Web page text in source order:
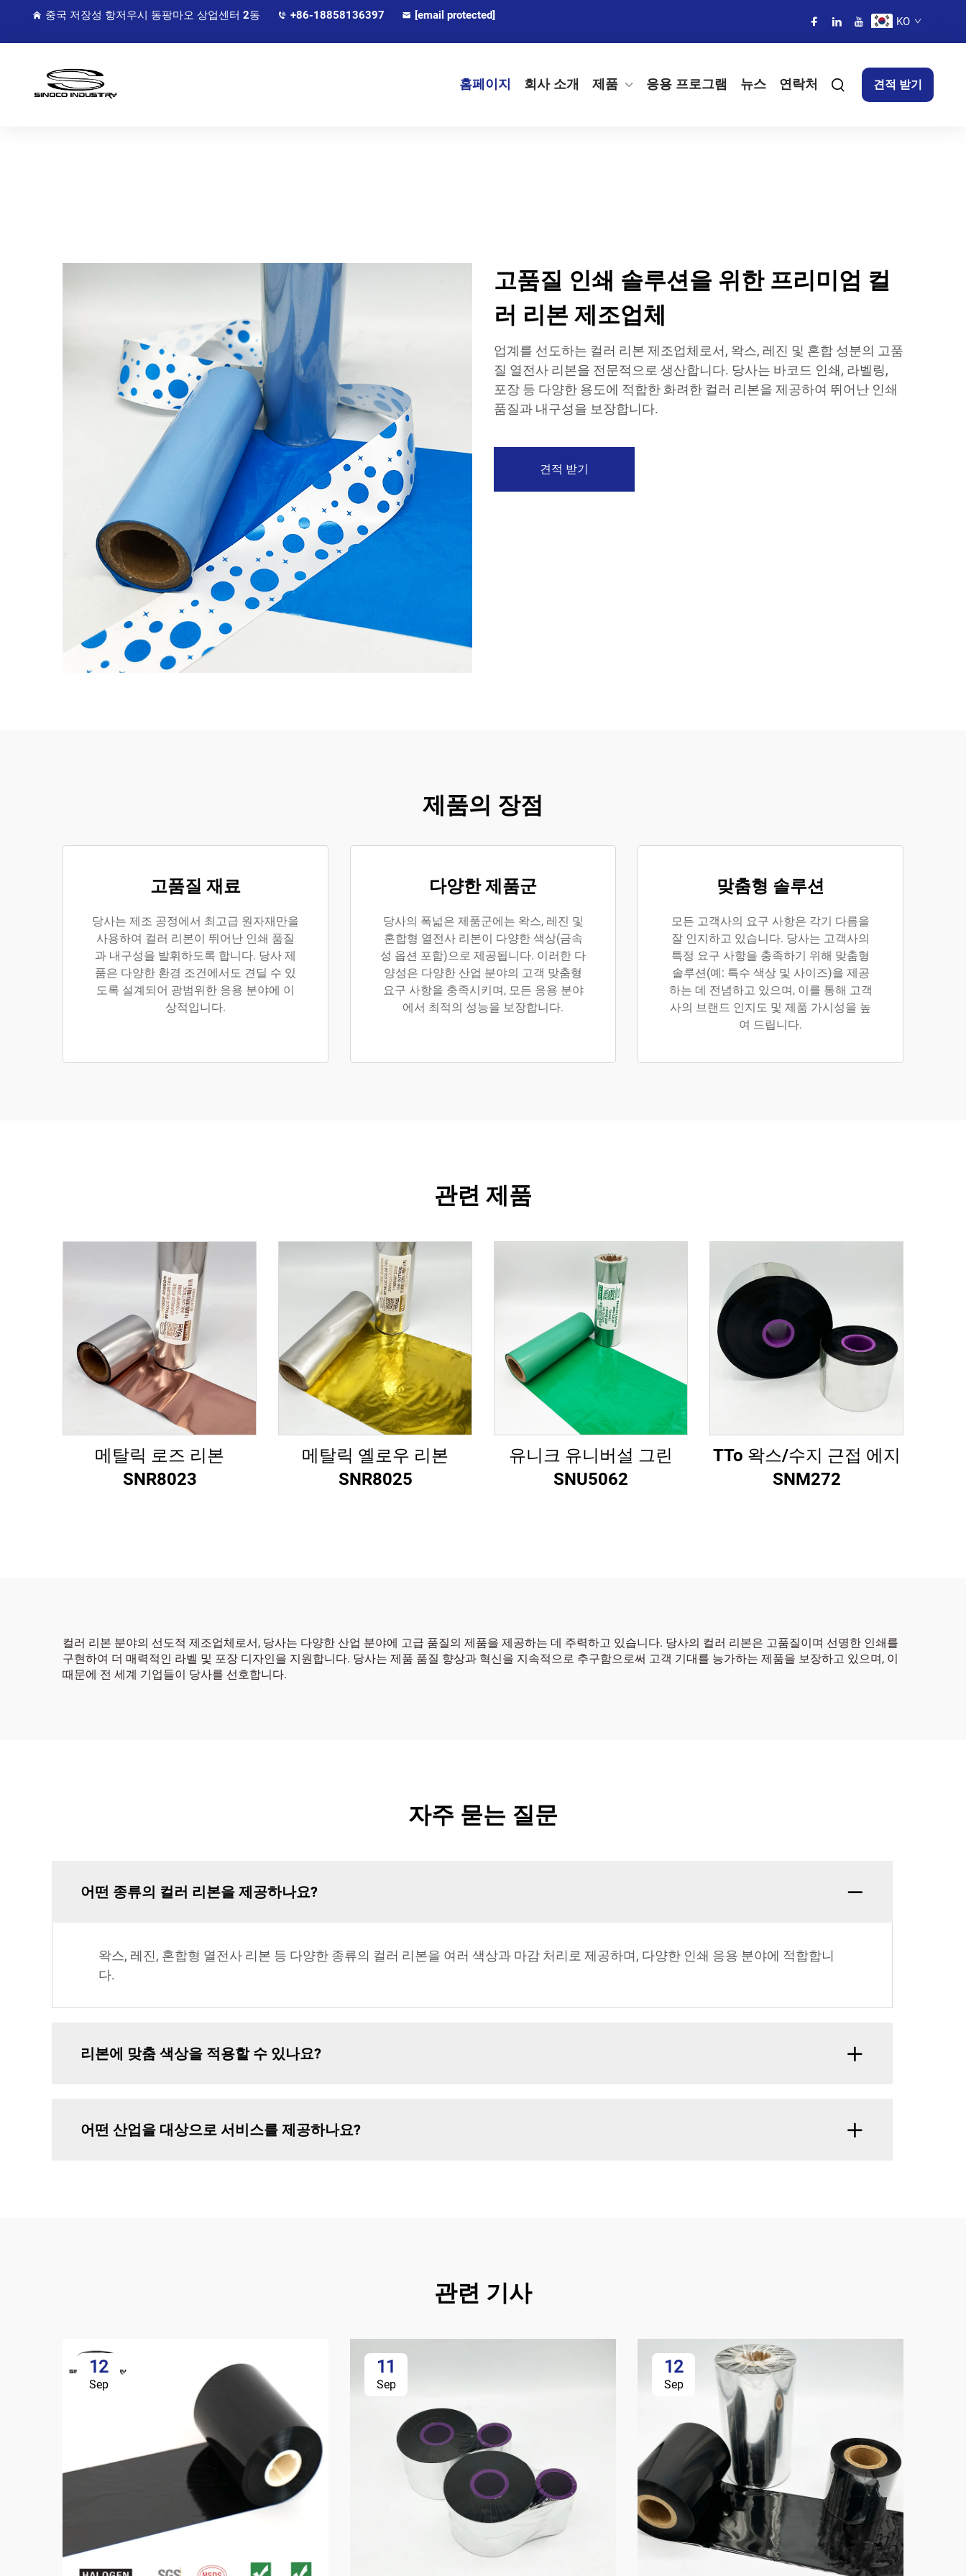
중국 저장성 항저우시 동팡마오 상업센터 2동 +86-18858136397 [email protected] KO
홈페이지 회사 소개 제품 응용 프로그램 뉴스 연락처 견적 받기
고품질 인쇄 솔루션을 위한 프리미엄 컬
러 리본 제조업체
업계를 선도하는 컬러 리본 제조업체로서, 왁스, 레진 및 혼합 성분의 고품
질 열전사 리본을 전문적으로 생산합니다. 당사는 바코드 인쇄, 라벨링,
포장 등 다양한 용도에 적합한 화려한 컬러 리본을 제공하여 뛰어난 인쇄
품질과 내구성을 보장합니다.
견적 받기
제품의 장점
고품질 재료
당사는 제조 공정에서 최고급 원자재만을
사용하여 컬러 리본이 뛰어난 인쇄 품질
과 내구성을 발휘하도록 합니다. 당사 제
품은 다양한 환경 조건에서도 견딜 수 있
도록 설계되어 광범위한 응용 분야에 이
상적입니다.
다양한 제품군
당사의 폭넓은 제품군에는 왁스, 레진 및
혼합형 열전사 리본이 다양한 색상(금속
성 옵션 포함)으로 제공됩니다. 이러한 다
양성은 다양한 산업 분야의 고객 맞춤형
요구 사항을 충족시키며, 모든 응용 분야
에서 최적의 성능을 보장합니다.
맞춤형 솔루션
모든 고객사의 요구 사항은 각기 다름을
잘 인지하고 있습니다. 당사는 고객사의
특정 요구 사항을 충족하기 위해 맞춤형
솔루션(예: 특수 색상 및 사이즈)을 제공
하는 데 전념하고 있으며, 이를 통해 고객
사의 브랜드 인지도 및 제품 가시성을 높
여 드립니다.
관련 제품
메탈릭 로즈 리본
SNR8023
메탈릭 옐로우 리본
SNR8025
유니크 유니버설 그린
SNU5062
TTo 왁스/수지 근접 에지
SNM272
컬러 리본 분야의 선도적 제조업체로서, 당사는 다양한 산업 분야에 고급 품질의 제품을 제공하는 데 주력하고 있습니다. 당사의 컬러 리본은 고품질이며 선명한 인쇄를
구현하여 더 매력적인 라벨 및 포장 디자인을 지원합니다. 당사는 제품 품질 향상과 혁신을 지속적으로 추구함으로써 고객 기대를 능가하는 제품을 보장하고 있으며, 이
때문에 전 세계 기업들이 당사를 선호합니다.
자주 묻는 질문
어떤 종류의 컬러 리본을 제공하나요?
왁스, 레진, 혼합형 열전사 리본 등 다양한 종류의 컬러 리본을 여러 색상과 마감 처리로 제공하며, 다양한 인쇄 응용 분야에 적합합니
다.
리본에 맞춤 색상을 적용할 수 있나요?
어떤 산업을 대상으로 서비스를 제공하나요?
관련 기사
12
Sep
11
Sep
12
Sep